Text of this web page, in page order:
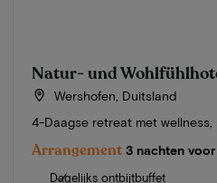
Natur- und
Wershofen, Duitsland
4-Daagse retreat met
Arrangement 3 nachten
Dagelijks ontbijtbuffet